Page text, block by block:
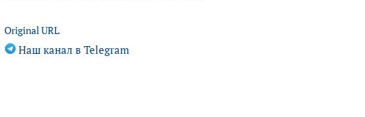
Original URL
Наш канал в Telegram